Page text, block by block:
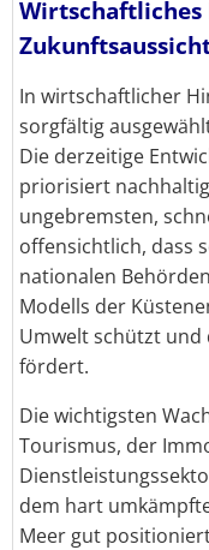
Wirtschaftliches
In wirtschaftlicher
sorgfältig
Die derzeitige
priorisiert
ungebremsten,
offensichtlich, dass
nationalen
Modells der
Umwelt schützt und
fördert.
Die wichtigsten
Tourismus, der
dem hart
Meer gut